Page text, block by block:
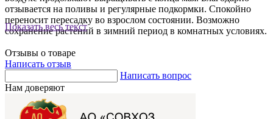
Показать весь текст
отзывается на поливы и регулярные подкормки. Спокойно
переносит пересадку во взрослом состоянии. Возможно
сохранение растений в зимний период в комнатных условиях.
Отзывы о товаре
Написать отзыв
Написать вопрос
Нам доверяют